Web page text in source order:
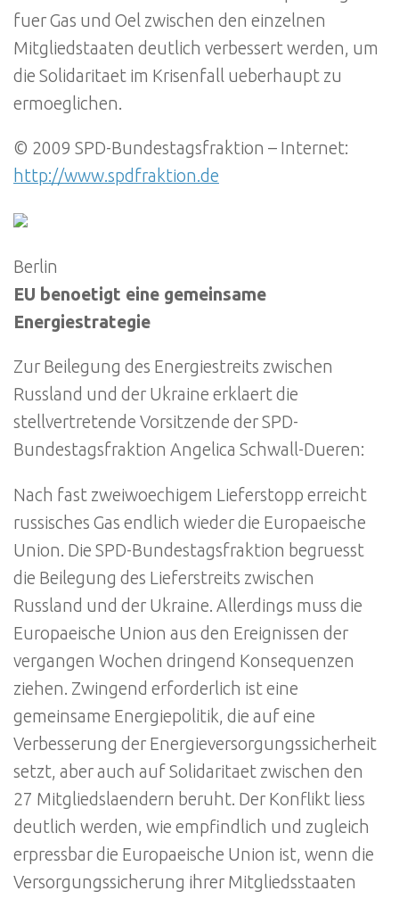
fuer Gas und Oel zwischen den einzelnen
Mitgliedstaaten deutlich verbessert werden, um
die Solidaritaet im Krisenfall ueberhaupt zu
ermoeglichen.
© 2009 SPD-Bundestagsfraktion – Internet:
http://www.spdfraktion.de
Berlin
EU benoetigt eine gemeinsame
Energiestrategie
Zur Beilegung des Energiestreits zwischen
Russland und der Ukraine erklaert die
stellvertretende Vorsitzende der SPD-
Bundestagsfraktion Angelica Schwall-Dueren:
Nach fast zweiwoechigem Lieferstopp erreicht
russisches Gas endlich wieder die Europaeische
Union. Die SPD-Bundestagsfraktion begruesst
die Beilegung des Lieferstreits zwischen
Russland und der Ukraine. Allerdings muss die
Europaeische Union aus den Ereignissen der
vergangen Wochen dringend Konsequenzen
ziehen. Zwingend erforderlich ist eine
gemeinsame Energiepolitik, die auf eine
Verbesserung der Energieversorgungssicherheit
setzt, aber auch auf Solidaritaet zwischen den
27 Mitgliedslaendern beruht. Der Konflikt liess
deutlich werden, wie empfindlich und zugleich
erpressbar die Europaeische Union ist, wenn die
Versorgungssicherung ihrer Mitgliedsstaaten